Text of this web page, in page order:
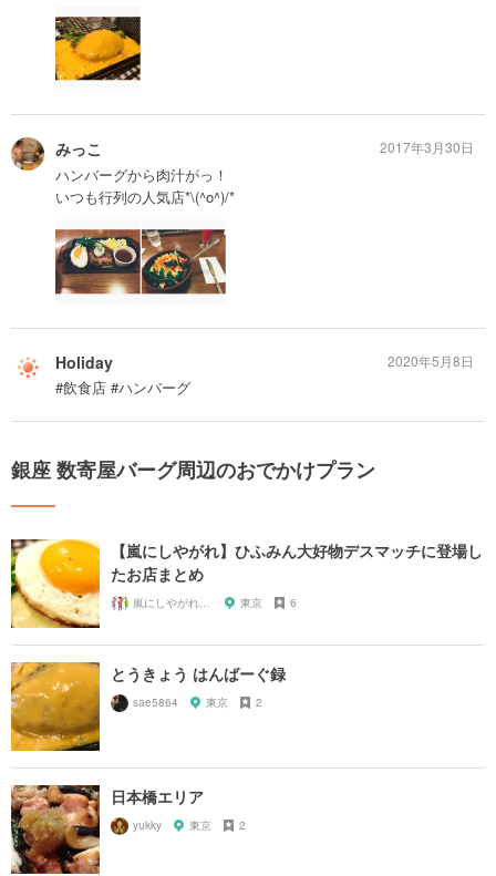
みっこ
ハンバーグから肉汁がっ！
いつも行列の人気店*\(^o^)/*
2017年3月30日
Holiday
#飲食店 #ハンバーグ
2020年5月8日
銀座 数寄屋バーグ周辺のおでかけプラン
【嵐にしやがれ】ひふみん大好物デスマッチに登場し
たお店まとめ
東京 6
とうきょう はんばーぐ録
sae5864 東京 2
日本橋エリア
yukky 東京 2